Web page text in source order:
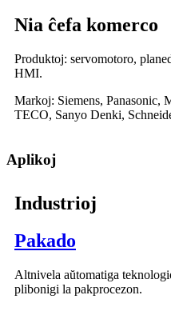
Nia ĉefa komerco
Produktoj: servomotoro,
HMI.
Markoj: Siemens, Panasonic,
TECO, Sanyo Denki,
Aplikoj
Industrioj
Pakado
Altnivela aŭtomatiga
plibonigi la pakprocezon.